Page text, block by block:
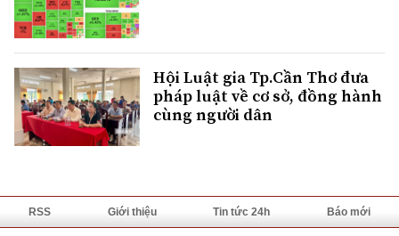
Hội Luật gia Tp.Cần Thơ đưa
pháp luật về cơ sở, đồng hành
cùng người dân
RSS Giới thiệu Tin tức 24h Báo mới